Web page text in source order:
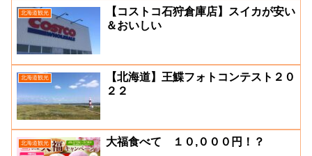
北海道観光
【コストコ石狩倉庫店】スイカが安い
＆おいしい
北海道観光
【北海道】王鰈フォトコンテスト２０
２２
北海道観光 大福食べて １０,０００円！？